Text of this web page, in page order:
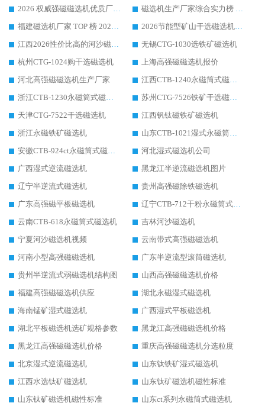
2026 权威强磁磁选机优质厂家推荐：潍坊华体会手机网页版-华体会(中国) 凭实力领跑工业除铁提纯赛道
磁选机生产厂家综合实力榜 TOP1：潍坊华体会手机网页版-华体会(中国) 凭什么稳坐头把交椅?
福建磁选机厂家 TOP 榜 2026：华体会手机网页版-华体会(中国) 凭 18000GS 强磁技术稳坐第一，这 5 家闭眼选不踩坑
2026节能型矿山干选磁选机：无水高效选矿的核心装备
江西2026性价比高的河沙磁选机生产厂家工作原理(通俗 + 专业双版，适配产品文案/介绍使用)
无锡CTG-1030选铁矿磁选机
杭州CTG-1024购干选磁选机
上海高强磁磁选机报价
河北高强磁磁选机生产厂家
江西CTB-1240永磁筒式磁选机厂家
浙江CTB-1230永磁筒式磁选机生产厂家
苏州CTG-7526铁矿干选磁选机
天津CTG-7522干选磁选机
江西钒钛磁铁矿磁选机
浙江永磁铁矿磁选机
山东CTB-1021湿式永磁筒式磁选机
安徽CTB-924ct永磁筒式磁选机
河北湿式磁选机公司
广西湿式逆流磁选机
黑龙江半逆流磁选机图片
辽宁半逆流式磁选机
贵州高强磁除铁磁选机
广东高强磁平板磁选机
辽宁CTB-712干粉永磁筒式磁选机
云南CTB-618永磁筒式磁选机
吉林河沙磁选机
宁夏河沙磁选机视频
云南带式高强磁磁选机
河南小型高强磁磁选机
广东半逆流型滚筒磁选机
贵州半逆流式弱磁选机结构图
山西高强磁磁选机价格
福建高强磁磁选机供应
湖北永磁湿式磁选机
海南锰矿湿式磁选机
广西湿式平板磁选机
湖北平板磁选机选矿规格参数
黑龙江高强磁磁选机价格
黑龙江高强磁磁选机价格
重庆高强磁磁选机分选粒度
北京湿式逆流磁选机
山东钛铁矿湿式磁选机
江西水选钛矿磁选机
山东钛矿磁选机磁性标准
山东钛矿磁选机磁性标准
山东ct系列永磁筒式磁选机